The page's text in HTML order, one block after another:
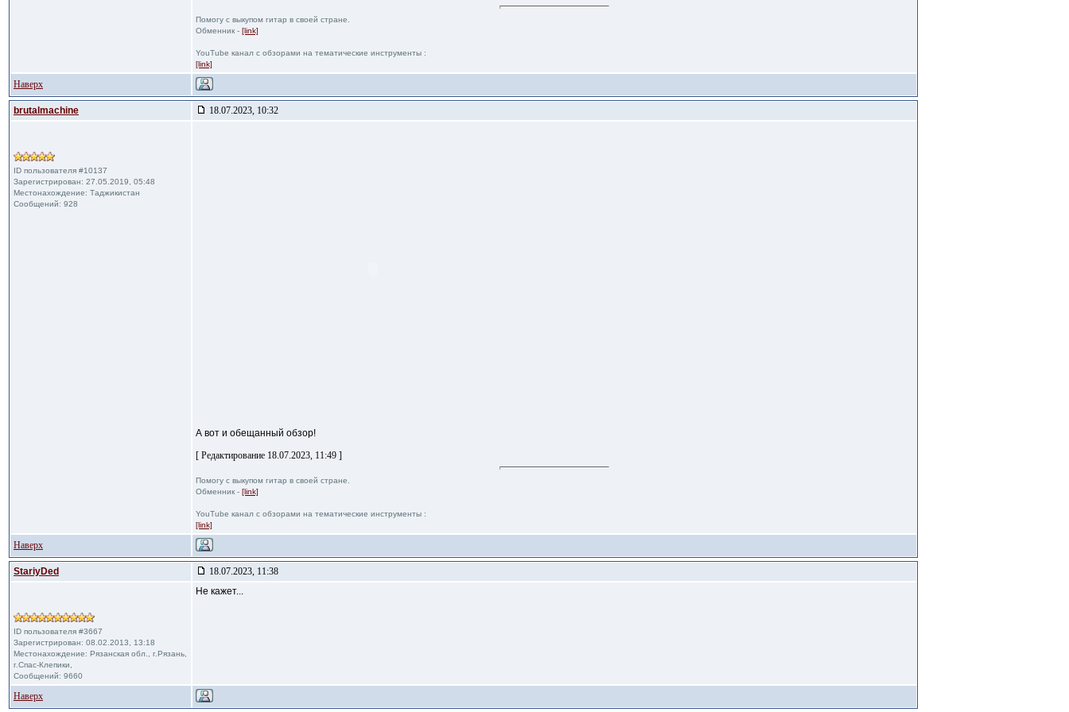
Помогу с выкупом гитар в своей стране.
Обменник - [link]
YouTube канал с обзорами на тематические инструменты :
[link]
Наверх
brutalmachine 18.07.2023, 10:32
ID пользователя #10137
Зарегистрирован: 27.05.2019, 05:48
Местонахождение: Таджикистан
Сообщений: 928
А вот и обещанный обзор!
[ Редактирование 18.07.2023, 11:49 ]
Помогу с выкупом гитар в своей стране.
Обменник - [link]
YouTube канал с обзорами на тематические инструменты :
[link]
Наверх
StariyDed 18.07.2023, 11:38
ID пользователя #3667
Зарегистрирован: 08.02.2013, 13:18
Местонахождение: Рязанская обл., г.Рязань,
г.Спас-Клепики,
Сообщений: 9660
Не кажет...
Наверх